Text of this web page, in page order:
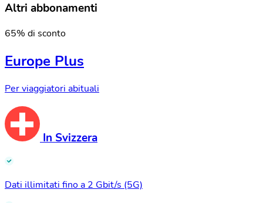
Altri abbonamenti
65% di sconto
Europe Plus
Per viaggiatori abituali
In Svizzera
Dati illimitati fino a 2 Gbit/s (5G)